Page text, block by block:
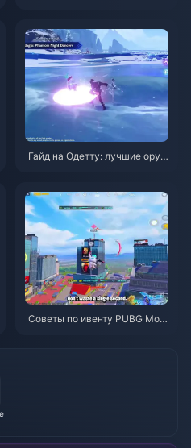
Гайд на Одетту: лучшие оруж
Советы по ивенту PUBG Mobi